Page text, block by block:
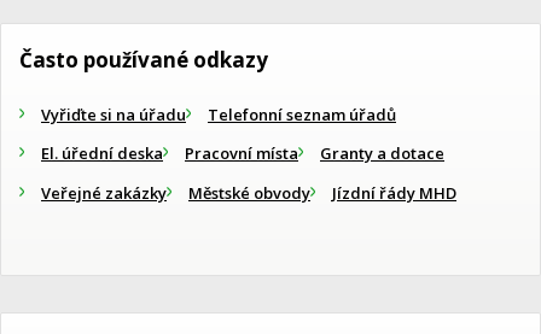
Často používané odkazy
Vyřiďte si na úřadu
Telefonní seznam úřadů
El. úřední deska
Pracovní místa
Granty a dotace
Veřejné zakázky
Městské obvody Jízdní řády MHD